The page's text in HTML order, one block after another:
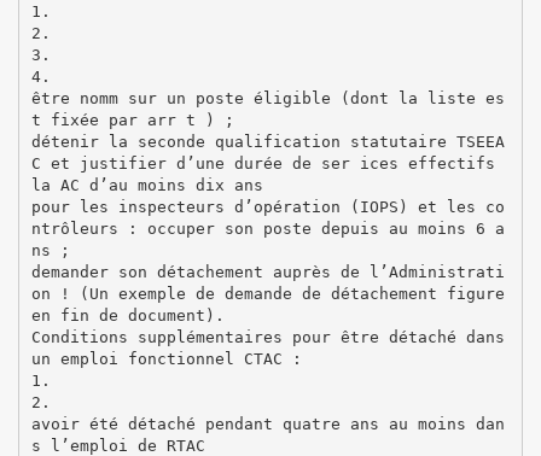
1.
2.
3.
4.
être nomm sur un poste éligible (dont la liste es
t fixée par arr t ) ;
détenir la seconde qualification statutaire TSEEA
C et justifier d’une durée de ser ices effectifs
la AC d’au moins dix ans
pour les inspecteurs d’opération (IOPS) et les co
ntrôleurs : occuper son poste depuis au moins 6 a
ns ;
demander son détachement auprès de l’Administrati
on ! (Un exemple de demande de détachement figure
en fin de document).
Conditions supplémentaires pour être détaché dans
un emploi fonctionnel CTAC :
1.
2.
avoir été détaché pendant quatre ans au moins dan
s l’emploi de RTAC